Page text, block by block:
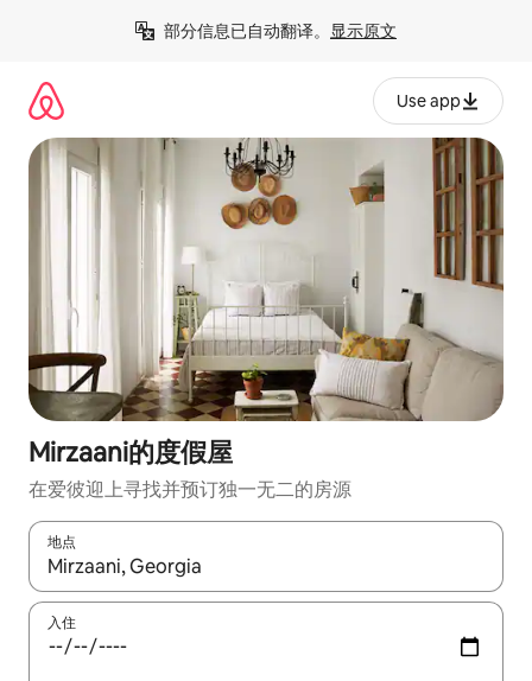
部分信息已自动翻译。 显示原文
Use app
Mirzaani的度假屋
在爱彼迎上寻找并预订独一无二的房源
地点
如有搜索结果，请使用上下方向键查看，或通过点击或滑动手势
入住